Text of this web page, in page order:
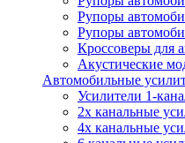
Рупоры
Рупоры
Кроссоверы для
Акустические
Автомобильные
Усилители 1-
2х канальные
4х канальные